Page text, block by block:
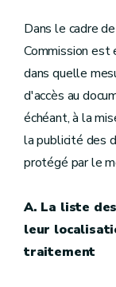
Dans le cadre
Commission
dans quelle
d'accès au
échéant, à la
la publicité des
protégé par le
A. La liste
leur
traitement